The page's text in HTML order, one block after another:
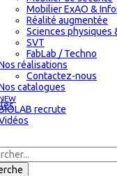
Mobilier ExAO &
Réalité augmentée
Sciences physiques
SVT
FabLab / Techno
réalisations
Contactez-nous
catalogues
recrute